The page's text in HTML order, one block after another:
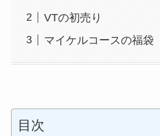
VTの初売り
マイケルコースの福袋
目次